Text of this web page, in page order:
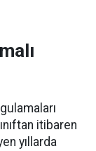
itibaren
yıllarda